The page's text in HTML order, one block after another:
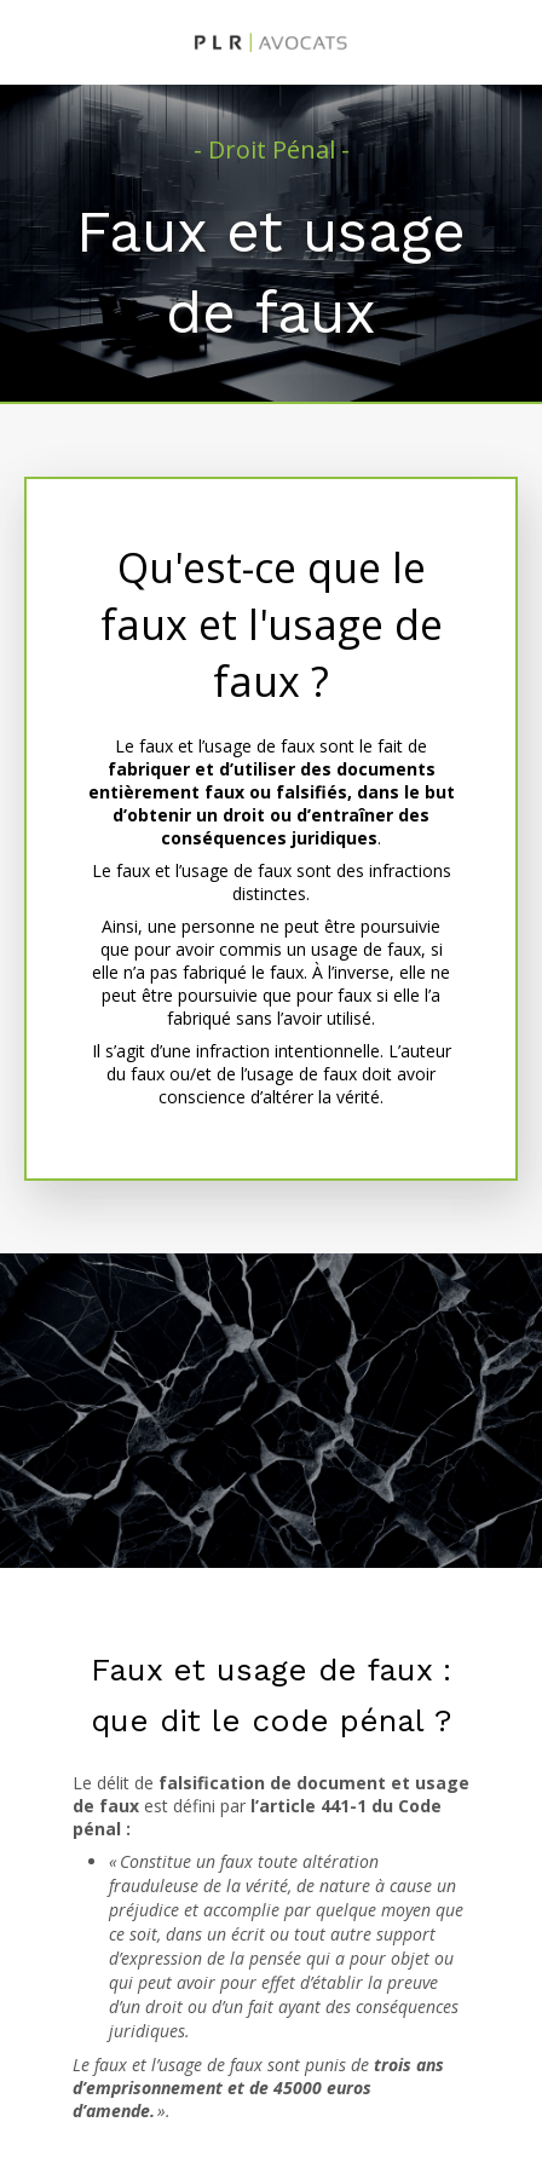
- Droit Pénal -
Faux et usage
de faux
Qu'est-ce que le
faux et l'usage de
faux ?
Le faux et l’usage de faux sont le fait de
fabriquer et d’utiliser des documents
entièrement faux ou falsifiés, dans le but
d’obtenir un droit ou d’entraîner des
conséquences juridiques.
Le faux et l’usage de faux sont des infractions
distinctes.
Ainsi, une personne ne peut être poursuivie
que pour avoir commis un usage de faux, si
elle n’a pas fabriqué le faux. À l’inverse, elle ne
peut être poursuivie que pour faux si elle l’a
fabriqué sans l’avoir utilisé.
Il s’agit d’une infraction intentionnelle. L’auteur
du faux ou/et de l’usage de faux doit avoir
conscience d’altérer la vérité.
Faux et usage de faux :
que dit le code pénal ?
Le délit de falsification de document et usage
de faux est défini par l’article 441-1 du Code
pénal :
« Constitue un faux toute altération
frauduleuse de la vérité, de nature à cause un
préjudice et accomplie par quelque moyen que
ce soit, dans un écrit ou tout autre support
d’expression de la pensée qui a pour objet ou
qui peut avoir pour effet d’établir la preuve
d’un droit ou d’un fait ayant des conséquences
juridiques.
Le faux et l’usage de faux sont punis de trois ans
d’emprisonnement et de 45000 euros
d’amende.».